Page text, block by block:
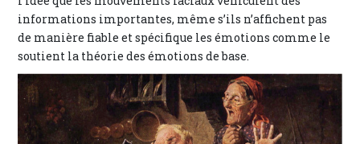
informations importantes, même s’ils n’affichent pas
de manière fiable et spécifique les émotions comme le
soutient la théorie des émotions de base.